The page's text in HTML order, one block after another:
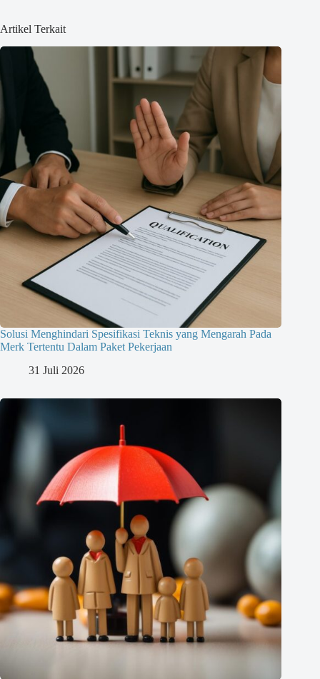
Artikel Terkait
Solusi Menghindari Spesifikasi Teknis yang Mengarah Pada
Merk Tertentu Dalam Paket Pekerjaan
31 Juli 2026